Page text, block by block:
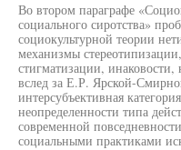
Во втором параграфе
социального сиротства»
социокультурной теории
механизмы
стигматизации,
вслед за Е.Р. Ярской-
интерсубъективная
неопределенности типа
современной
социальными практиками